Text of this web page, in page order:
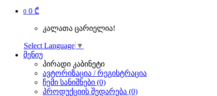
0 0 ₾
კალათა ცარიელია!
Select Language ▼
მენიუ
პირადი კაბინეტი
ავტორიზაცია / რეგისტრაცია
ჩემი სანიშნები (0)
პროდუქციის შედარება (0)